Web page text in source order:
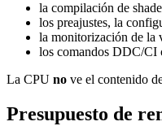
la compilación de
los preajustes, la
la monitorización de la
los comandos DDC/CI
La CPU no ve el contenido
Presupuesto de